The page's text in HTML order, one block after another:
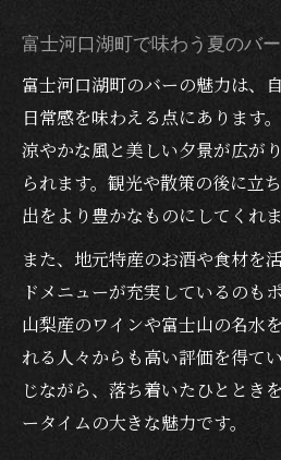
夕涼みとバーの季節感
美味しいお酒で季節を
しっとりしたバーで過
富士河口湖町で味わう夏のバ
富士河口湖町のバーの魅力は、
日常感を味わえる点にあります
涼やかな風と美しい夕景が広が
られます。観光や散策の後に立
出をより豊かなものにしてくれま
また、地元特産のお酒や食材を
ドメニューが充実しているのも
山梨産のワインや富士山の名水
れる人々からも高い評価を得て
じながら、落ち着いたひととき
ータイムの大きな魅力です。